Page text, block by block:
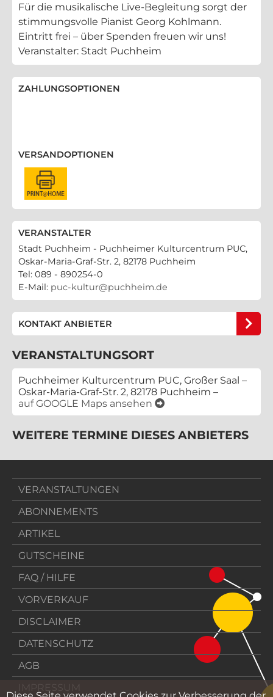
Für die musikalische Live-Begleitung sorgt der
stimmungsvolle Pianist Georg Kohlmann.
Eintritt frei – über Spenden freuen wir uns!
Veranstalter: Stadt Puchheim
ZAHLUNGSOPTIONEN
VERSANDOPTIONEN
VERANSTALTER
Stadt Puchheim - Puchheimer Kulturcentrum PUC,
Oskar-Maria-Graf-Str. 2, 82178 Puchheim
Tel: 089 - 890254-0
E-Mail: puc-kultur@puchheim.de
KONTAKT ANBIETER
VERANSTALTUNGSORT
Puchheimer Kulturcentrum PUC, Großer Saal –
Oskar-Maria-Graf-Str. 2, 82178 Puchheim –
auf GOOGLE Maps ansehen
WEITERE TERMINE DIESES ANBIETERS
VERANSTALTUNGEN
ABONNEMENTS
ARTIKEL
GUTSCHEINE
FAQ / HILFE
VORVERKAUF
DISCLAIMER
DATENSCHUTZ
AGB